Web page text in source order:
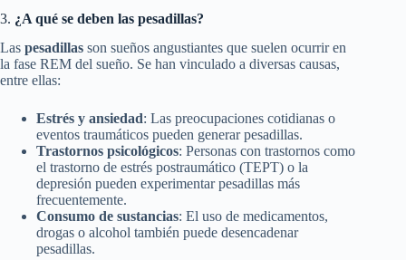
3. ¿A qué se deben las pesadillas?
Las pesadillas son sueños angustiantes que suelen ocurrir en
la fase REM del sueño. Se han vinculado a diversas causas,
entre ellas:
Estrés y ansiedad: Las preocupaciones cotidianas o
eventos traumáticos pueden generar pesadillas.
Trastornos psicológicos: Personas con trastornos como
el trastorno de estrés postraumático (TEPT) o la
depresión pueden experimentar pesadillas más
frecuentemente.
Consumo de sustancias: El uso de medicamentos,
drogas o alcohol también puede desencadenar
pesadillas.